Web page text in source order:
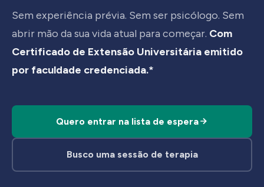
Sem experiência prévia. Sem ser psicólogo. Sem
abrir mão da sua vida atual para começar. Com
Certificado de Extensão Universitária emitido
por faculdade credenciada.*
Quero entrar na lista de espera
Busco uma sessão de terapia